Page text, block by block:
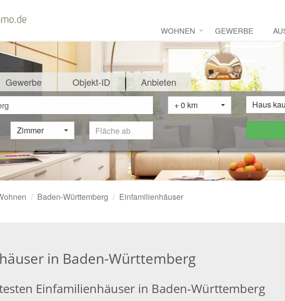
WOHNEN GEWERBE
Gewerbe Objekt-ID Anbieten
+ 0 km Haus
Zimmer
Baden-Württemberg Einfamilienhäuser
in Baden-Württemberg
Einfamilienhäuser in Baden-Württemberg